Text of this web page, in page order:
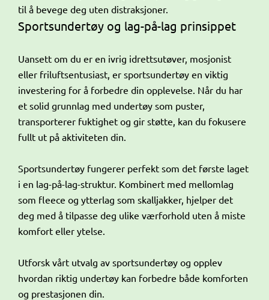
til å bevege deg uten distraksjoner.
Sportsundertøy og lag-på-lag prinsippet
Uansett om du er en ivrig idrettsutøver, mosjonist
eller friluftsentusiast, er sportsundertøy en viktig
investering for å forbedre din opplevelse. Når du har
et solid grunnlag med undertøy som puster,
transporterer fuktighet og gir støtte, kan du fokusere
fullt ut på aktiviteten din.
Sportsundertøy fungerer perfekt som det første laget
i en lag-på-lag-struktur. Kombinert med mellomlag
som fleece og ytterlag som skalljakker, hjelper det
deg med å tilpasse deg ulike værforhold uten å miste
komfort eller ytelse.
Utforsk vårt utvalg av sportsundertøy og opplev
hvordan riktig undertøy kan forbedre både komforten
og prestasjonen din.